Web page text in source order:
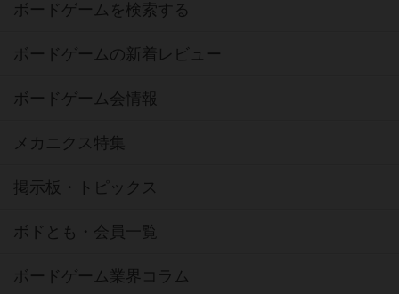
ボードゲームを検索する
ボードゲームの新着レビュー
ボードゲーム会情報
メカニクス特集
掲示板・トピックス
ボドとも・会員一覧
ボードゲーム業界コラム